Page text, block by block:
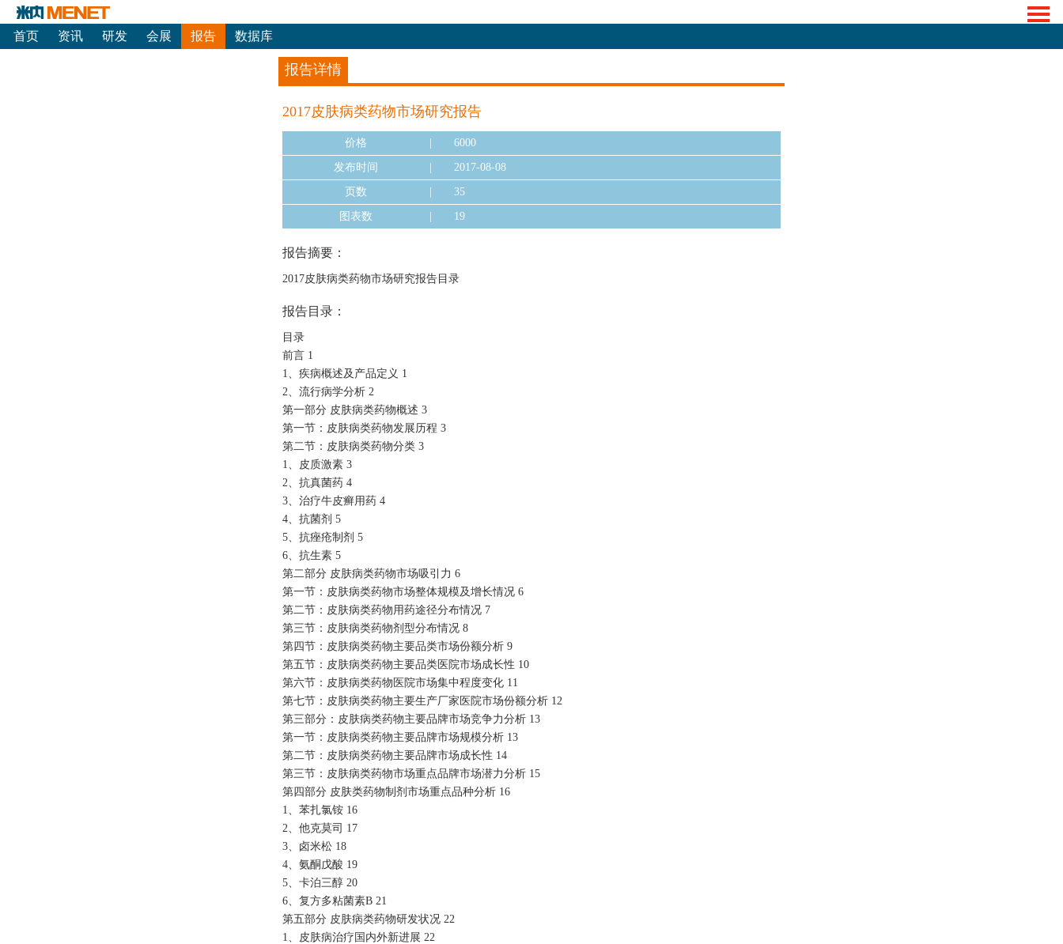
首页 资讯 研发 会展 报告 数据库
报告详情
2017皮肤病类药物市场研究报告
价格 6000
发布时间 2017-08-08
页数 35
图表数 19
报告摘要：
2017皮肤病类药物市场研究报告目录
报告目录：
目录
前言 1
1、疾病概述及产品定义 1
2、流行病学分析 2
第一部分 皮肤病类药物概述 3
第一节：皮肤病类药物发展历程 3
第二节：皮肤病类药物分类 3
1、皮质激素 3
2、抗真菌药 4
3、治疗牛皮癣用药 4
4、抗菌剂 5
5、抗痤疮制剂 5
6、抗生素 5
第二部分 皮肤病类药物市场吸引力 6
第一节：皮肤病类药物市场整体规模及增长情况 6
第二节：皮肤病类药物用药途径分布情况 7
第三节：皮肤病类药物剂型分布情况 8
第四节：皮肤病类药物主要品类市场份额分析 9
第五节：皮肤病类药物主要品类医院市场成长性 10
第六节：皮肤病类药物医院市场集中程度变化 11
第七节：皮肤病类药物主要生产厂家医院市场份额分析 12
第三部分：皮肤病类药物主要品牌市场竞争力分析 13
第一节：皮肤病类药物主要品牌市场规模分析 13
第二节：皮肤病类药物主要品牌市场成长性 14
第三节：皮肤病类药物市场重点品牌市场潜力分析 15
第四部分 皮肤类药物制剂市场重点品种分析 16
1、苯扎氯铵 16
2、他克莫司 17
3、卤米松 18
4、氨酮戊酸 19
5、卡泊三醇 20
6、复方多粘菌素B 21
第五部分 皮肤病类药物研发状况 22
1、皮肤病治疗国内外新进展 22